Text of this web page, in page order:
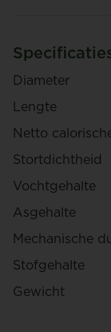
Diameter
Lengte
Netto
Stortdichtheid
Vochtgehalte
Asgehalte
Mechanische
Stofgehalte
Gewicht